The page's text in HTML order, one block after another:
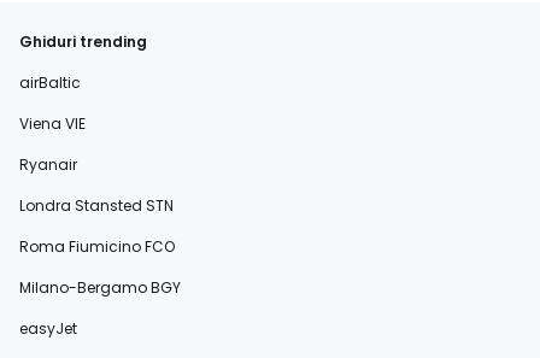
Ghiduri trending
airBaltic
Viena VIE
Ryanair
Londra Stansted STN
Roma Fiumicino FCO
Milano-Bergamo BGY
easyJet